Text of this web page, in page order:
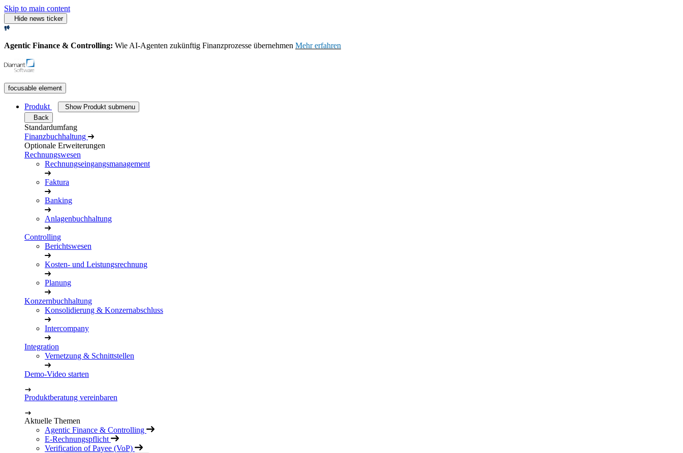
Skip to main content
Hide news ticker
Agentic Finance & Controlling: Wie AI‑Agenten zukünftig Finanzprozesse übernehmen Mehr erfahren
focusable element
Produkt
Show Produkt submenu
Back
Standardumfang
Finanzbuchhaltung
Optionale Erweiterungen
Rechnungswesen
Rechnungseingangsmanagement
Faktura
Banking
Anlagenbuchhaltung
Controlling
Berichtswesen
Kosten- und Leistungsrechnung
Planung
Konzernbuchhaltung
Konsolidierung & Konzernabschluss
Intercompany
Integration
Vernetzung & Schnittstellen
Demo-Video starten
Produktberatung vereinbaren
Aktuelle Themen
Agentic Finance & Controlling
E-Rechnungspflicht
Verification of Payee (VoP)